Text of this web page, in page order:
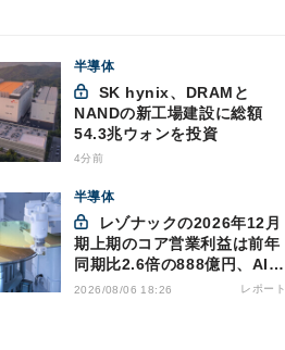
半導体
NANDの新工場建設に総額
54.3兆ウォンを投資
4分前
半導体
期上期のコア営業利益は前年
同期比2.6倍の888億円、AI向
け半導体材料が好調
2026/08/06 18:26 レポート